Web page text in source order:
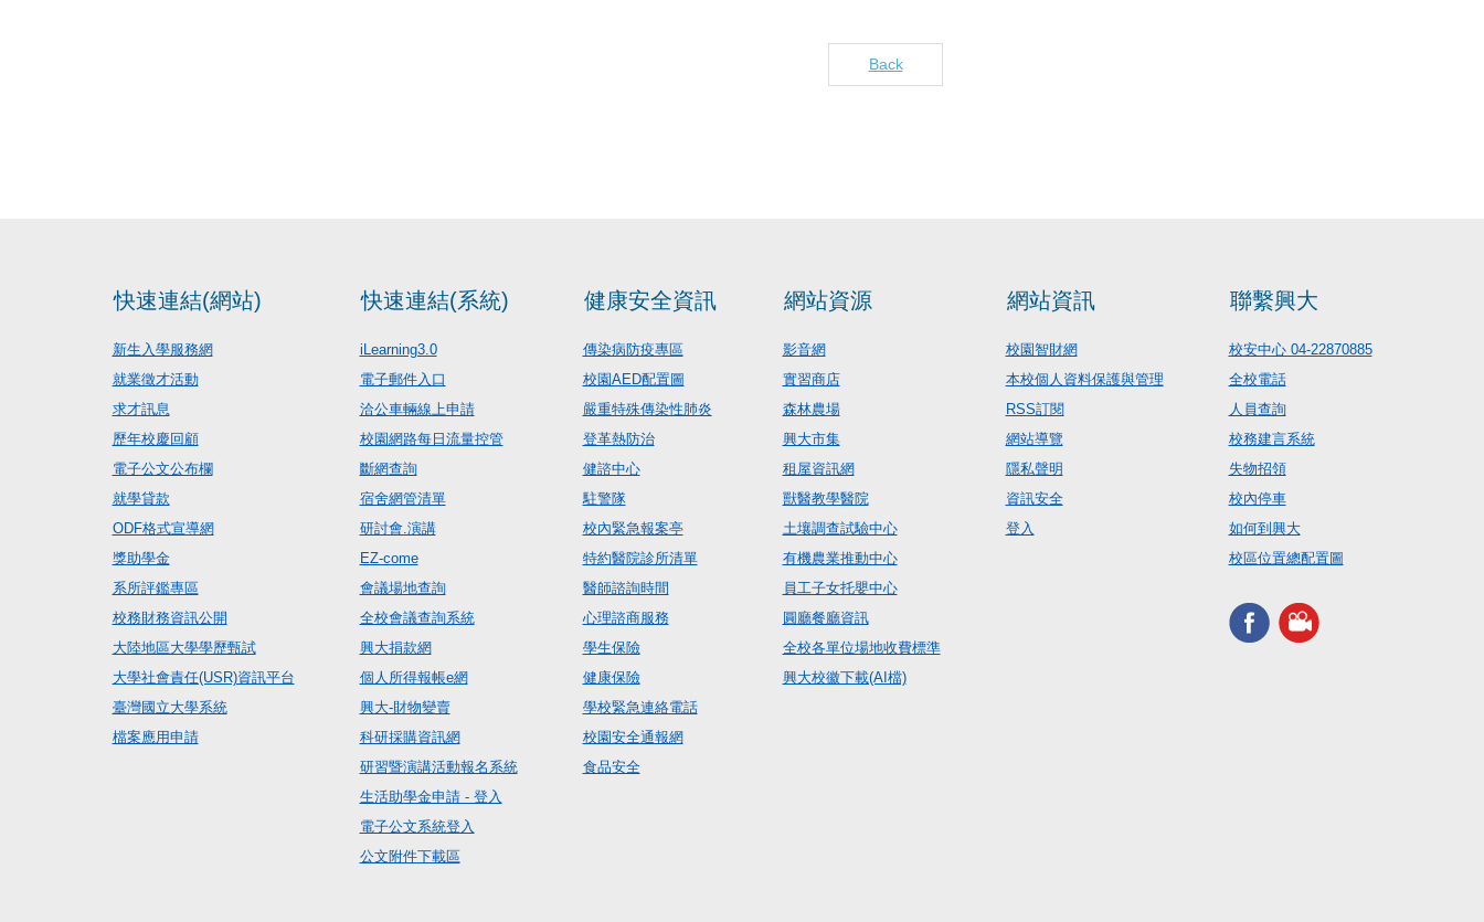
Back
快速連結(網站)
新生入學服務網
就業徵才活動
求才訊息
歷年校慶回顧
電子公文公布欄
就學貸款
ODF格式宣導網
獎助學金
系所評鑑專區
校務財務資訊公開
大陸地區大學學歷甄試
大學社會責任(USR)資訊平台
臺灣國立大學系統
檔案應用申請
快速連結(系統)
iLearning3.0
電子郵件入口
洽公車輛線上申請
校園網路每日流量控管
斷網查詢
宿舍網管清單
研討會.演講
EZ-come
會議場地查詢
全校會議查詢系統
興大捐款網
個人所得報帳e網
興大-財物變賣
科研採購資訊網
研習暨演講活動報名系統
生活助學金申請 - 登入
電子公文系統登入
公文附件下載區
健康安全資訊
傳染病防疫專區
校園AED配置圖
嚴重特殊傳染性肺炎
登革熱防治
健諮中心
駐警隊
校內緊急報案亭
特約醫院診所清單
醫師諮詢時間
心理諮商服務
學生保險
健康保險
學校緊急連絡電話
校園安全通報網
食品安全
網站資源
影音網
實習商店
森林農場
興大市集
租屋資訊網
獸醫教學醫院
土壤調查試驗中心
有機農業推動中心
員工子女托嬰中心
圓廳餐廳資訊
全校各單位場地收費標準
興大校徽下載(AI檔)
網站資訊
校園智財網
本校個人資料保護與管理
RSS訂閱
網站導覽
隱私聲明
資訊安全
登入
聯繫興大
校安中心 04-22870885
全校電話
人員查詢
校務建言系統
失物招領
校內停車
如何到興大
校區位置總配置圖